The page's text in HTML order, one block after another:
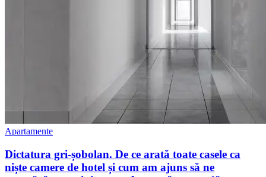
Apartamente
Dictatura gri-șobolan. De ce arată toate casele ca
niște camere de hotel și cum am ajuns să ne